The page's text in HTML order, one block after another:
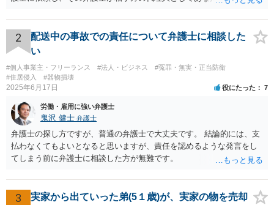
るかと思いますが、「弁護士に相談して作成」しただけであれば、弁
護士の名前は出てきません。 ＞慰謝料（死ねと書かれ精神的苦痛生活
に支障をきたした） ＞車の修理代 ＞監視カメラ代 のうち、修理代の
いくら請求されているのでしょうか？
2
配送中の事故での責任について弁護士に相談した
い
#個人事業主・フリーランス #法人・ビジネス
#冤罪・無実・正当防衛
#住居侵入
#器物損壊
2025年6月17日 役にたった 7
労働・雇用に強い弁護士
鬼沢 健士 弁護士
弁護士の探し方ですが、普通の弁護士で大丈夫です。 結論的には、支
払わなくてもよいとなると思いますが、責任を認めるような発言をし
てしまう前に弁護士に相談した方が無難です。
3
実家から出ていった弟(5１歳)が、実家の物を売却